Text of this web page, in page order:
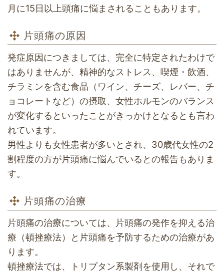
月に15日以上頭痛に悩まされることもあります。
片頭痛の原因
発症原因につきましては、完全に特定されたわけで
はありませんが、精神的なストレス、喫煙・飲酒、
チラミンを含む食品（ワイン、チーズ、レバー、チ
ョコレートなど）の摂取、女性ホルモンのバランス
が変化するといったことがきっかけとなるとも言わ
れています。
男性よりも女性患者が多いとされ、30歳代女性の2
割程度の方が片頭痛に悩んでいるとの報告もありま
す。
片頭痛の治療
片頭痛の治療については、片頭痛の発作を抑える治
療（頓挫療法）と片頭痛を予防するための治療があ
ります。
頓挫療法では、トリプタン系製剤を使用し、それで